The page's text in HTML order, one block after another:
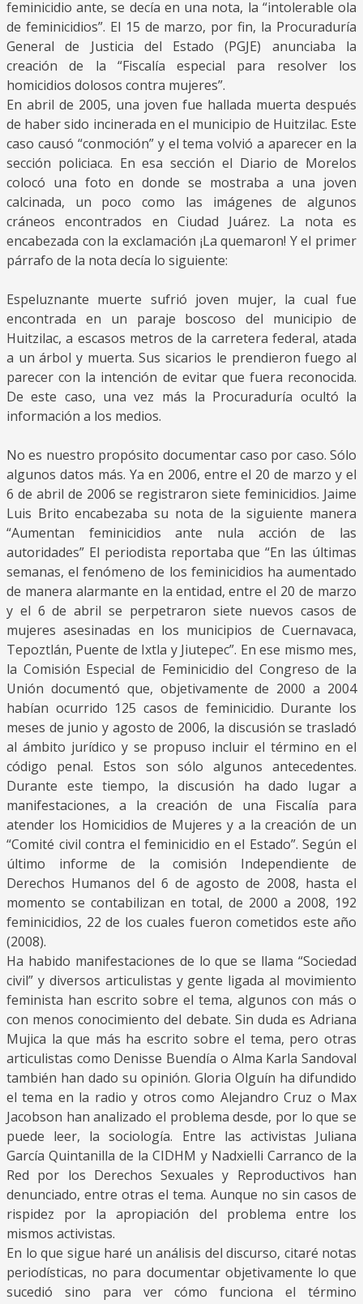
feminicidio ante, se decía en una nota, la “intolerable ola
de feminicidios”. El 15 de marzo, por fin, la Procuraduría
General de Justicia del Estado (PGJE) anunciaba la
creación de la “Fiscalía especial para resolver los
homicidios dolosos contra mujeres”.
En abril de 2005, una joven fue hallada muerta después
de haber sido incinerada en el municipio de Huitzilac. Este
caso causó “conmoción” y el tema volvió a aparecer en la
sección policiaca. En esa sección el Diario de Morelos
colocó una foto en donde se mostraba a una joven
calcinada, un poco como las imágenes de algunos
cráneos encontrados en Ciudad Juárez. La nota es
encabezada con la exclamación ¡La quemaron! Y el primer
párrafo de la nota decía lo siguiente:
Espeluznante muerte sufrió joven mujer, la cual fue
encontrada en un paraje boscoso del municipio de
Huitzilac, a escasos metros de la carretera federal, atada
a un árbol y muerta. Sus sicarios le prendieron fuego al
parecer con la intención de evitar que fuera reconocida.
De este caso, una vez más la Procuraduría ocultó la
información a los medios.
No es nuestro propósito documentar caso por caso. Sólo
algunos datos más. Ya en 2006, entre el 20 de marzo y el
6 de abril de 2006 se registraron siete feminicidios. Jaime
Luis Brito encabezaba su nota de la siguiente manera
“Aumentan feminicidios ante nula acción de las
autoridades” El periodista reportaba que “En las últimas
semanas, el fenómeno de los feminicidios ha aumentado
de manera alarmante en la entidad, entre el 20 de marzo
y el 6 de abril se perpetraron siete nuevos casos de
mujeres asesinadas en los municipios de Cuernavaca,
Tepoztlán, Puente de Ixtla y Jiutepec”. En ese mismo mes,
la Comisión Especial de Feminicidio del Congreso de la
Unión documentó que, objetivamente de 2000 a 2004
habían ocurrido 125 casos de feminicidio. Durante los
meses de junio y agosto de 2006, la discusión se trasladó
al ámbito jurídico y se propuso incluir el término en el
código penal. Estos son sólo algunos antecedentes.
Durante este tiempo, la discusión ha dado lugar a
manifestaciones, a la creación de una Fiscalía para
atender los Homicidios de Mujeres y a la creación de un
“Comité civil contra el feminicidio en el Estado”. Según el
último informe de la comisión Independiente de
Derechos Humanos del 6 de agosto de 2008, hasta el
momento se contabilizan en total, de 2000 a 2008, 192
feminicidios, 22 de los cuales fueron cometidos este año
(2008).
Ha habido manifestaciones de lo que se llama “Sociedad
civil” y diversos articulistas y gente ligada al movimiento
feminista han escrito sobre el tema, algunos con más o
con menos conocimiento del debate. Sin duda es Adriana
Mujica la que más ha escrito sobre el tema, pero otras
articulistas como Denisse Buendía o Alma Karla Sandoval
también han dado su opinión. Gloria Olguín ha difundido
el tema en la radio y otros como Alejandro Cruz o Max
Jacobson han analizado el problema desde, por lo que se
puede leer, la sociología. Entre las activistas Juliana
García Quintanilla de la CIDHM y Nadxielli Carranco de la
Red por los Derechos Sexuales y Reproductivos han
denunciado, entre otras el tema. Aunque no sin casos de
rispidez por la apropiación del problema entre los
mismos activistas.
En lo que sigue haré un análisis del discurso, citaré notas
periodísticas, no para documentar objetivamente lo que
sucedió sino para ver cómo funciona el término